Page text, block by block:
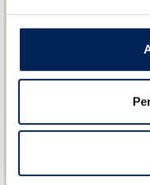
manodopera e la
specificato nel
veicolo.
DS
24, 7 giorni su 7,
più di 49 paesi.
meccanico,